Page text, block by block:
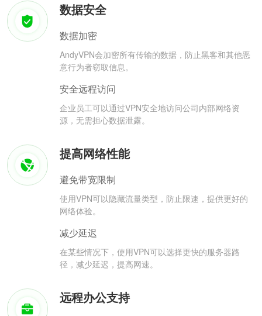
数据安全
数据加密
AndyVPN会加密所有传输的数据，防止黑客和其他恶
意行为者窃取信息。
安全远程访问
企业员工可以通过VPN安全地访问公司内部网络资
源，无需担心数据泄露。
提高网络性能
避免带宽限制
使用VPN可以隐藏流量类型，防止限速，提供更好的
网络体验。
减少延迟
在某些情况下，使用VPN可以选择更快的服务器路
径，减少延迟，提高网速。
远程办公支持